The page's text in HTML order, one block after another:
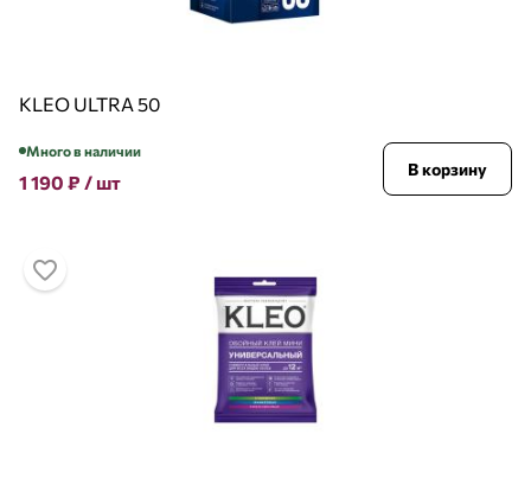
KLEO ULTRA 50
Много в наличии
1 190 ₽ / шт
В корзину